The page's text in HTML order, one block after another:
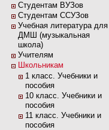
Студентам ВУЗов
Студентам ССУЗов
Учебная литература для
ДМШ (музыкальная
школа)
Учителям
Школьникам
1 класс. Учебники и
пособия
10 класс. Учебники и
пособия
11 класс. Учебники и
пособия